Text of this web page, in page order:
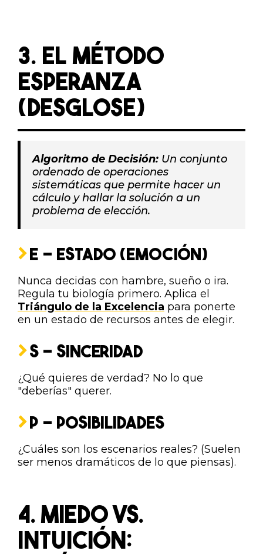
3. EL MÉTODO
ESPERANZA
(DESGLOSE)
Algoritmo de Decisión: Un conjunto
ordenado de operaciones
sistemáticas que permite hacer un
cálculo y hallar la solución a un
problema de elección.
E - ESTADO (EMOCIÓN)
Nunca decidas con hambre, sueño o ira.
Regula tu biología primero. Aplica el
Triángulo de la Excelencia para ponerte
en un estado de recursos antes de elegir.
S - SINCERIDAD
¿Qué quieres de verdad? No lo que
"deberías" querer.
P - POSIBILIDADES
¿Cuáles son los escenarios reales? (Suelen
ser menos dramáticos de lo que piensas).
4. MIEDO VS.
INTUICIÓN: